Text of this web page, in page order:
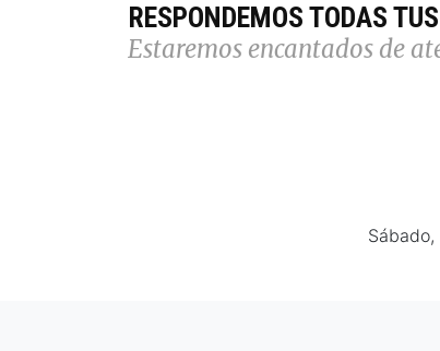
RESPONDEMOS TODAS
Estaremos encantados de